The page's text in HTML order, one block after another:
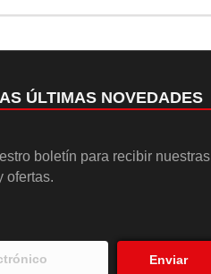
ÚLTIMAS NOVEDADES
boletín para recibir nuestras
ofertas.
Enviar